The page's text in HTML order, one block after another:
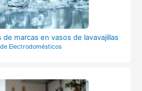
marcas en vasos de lavavajillas
Electrodomésticos